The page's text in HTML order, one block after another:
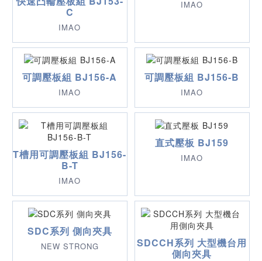
C
IMAO
IMAO
可調壓板組 BJ156-A
IMAO
可調壓板組 BJ156-B
IMAO
T槽用可調壓板組 BJ156-
B-T
IMAO
直式壓板 BJ159
IMAO
SDC系列 側向夾具
NEW STRONG
SDCCH系列 大型機台用
側向夾具